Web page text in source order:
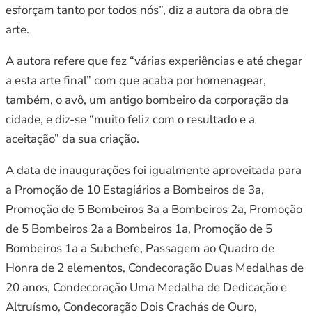
esforçam tanto por todos nós”, diz a autora da obra de
arte.
A autora refere que fez “várias experiências e até chegar
a esta arte final” com que acaba por homenagear,
também, o avô, um antigo bombeiro da corporação da
cidade, e diz-se “muito feliz com o resultado e a
aceitação” da sua criação.
A data de inaugurações foi igualmente aproveitada para
a Promoção de 10 Estagiários a Bombeiros de 3a,
Promoção de 5 Bombeiros 3a a Bombeiros 2a, Promoção
de 5 Bombeiros 2a a Bombeiros 1a, Promoção de 5
Bombeiros 1a a Subchefe, Passagem ao Quadro de
Honra de 2 elementos, Condecoração Duas Medalhas de
20 anos, Condecoração Uma Medalha de Dedicação e
Altruísmo, Condecoração Dois Crachás de Ouro,